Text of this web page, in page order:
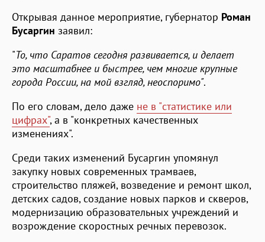
Открывая данное мероприятие, губернатор Роман
Бусаргин заявил:
"То, что Саратов сегодня развивается, и делает
это масштабнее и быстрее, чем многие крупные
города России, на мой взгляд, неоспоримо".
По его словам, дело даже не в "статистике или
цифрах", а в "конкретных качественных
изменениях".
Среди таких изменений Бусаргин упомянул
закупку новых современных трамваев,
строительство пляжей, возведение и ремонт школ,
детских садов, создание новых парков и скверов,
модернизацию образовательных учреждений и
возрождение скоростных речных перевозок.